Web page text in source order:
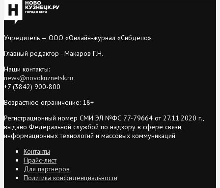
Учредитель — ООО «Онлайн-журнал «Сибдепо».
Главный редактор - Макаров Г.Н.
Наши контакты:
news@novokuznetsk.ru
+7 (3842) 900-800
Возрастное ограничение: 18+
Регистрационный номер СМИ ЭЛ №ФС 77-79664 от 27.11.2020 г.,
выдано Федеральной службой по надзору в сфере связи,
информационных технологий и массовых коммуникаций
Контакты
Прайс-лист
Для партнеров
Политика конфиденциальности